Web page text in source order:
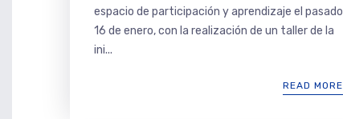
espacio de participación y aprendizaje el pasado
16 de enero, con la realización de un taller de la
ini...
READ MORE